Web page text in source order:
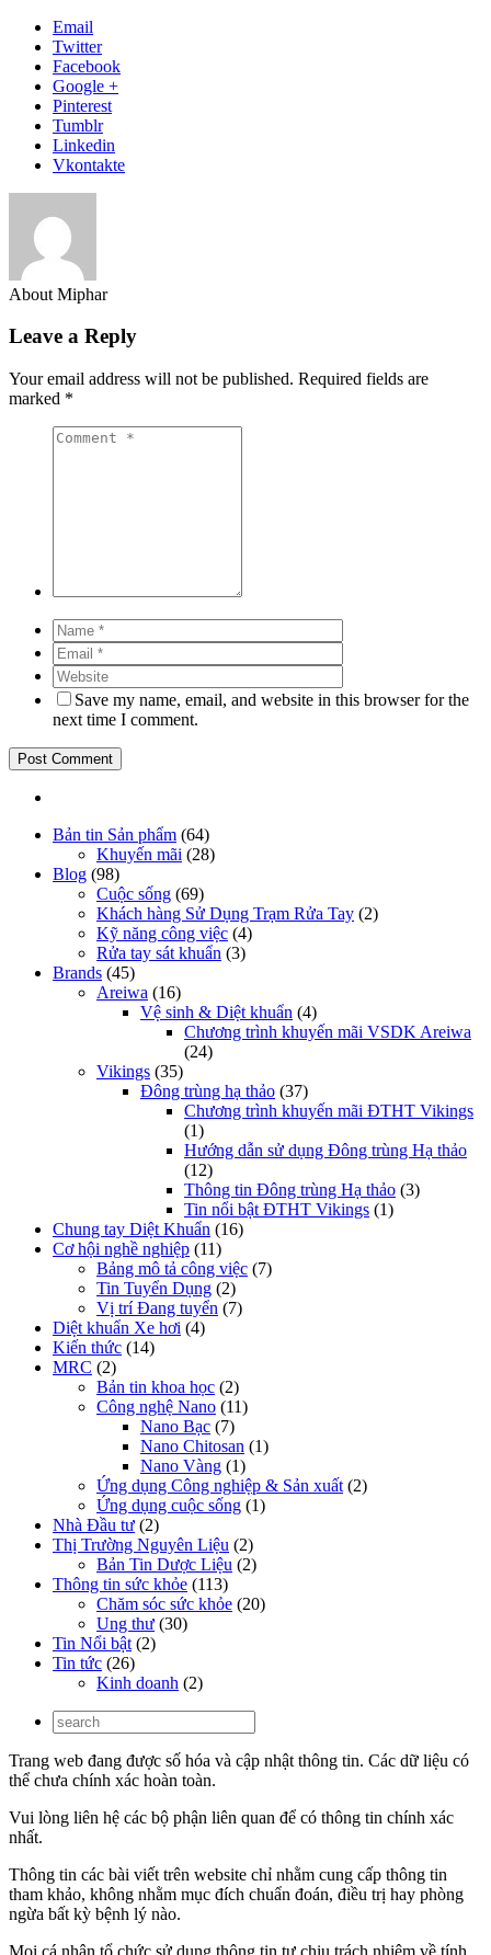
Email
Twitter
Facebook
Google +
Pinterest
Tumblr
Linkedin
Vkontakte
About Miphar
Leave a Reply
Your email address will not be published. Required fields are
marked *
Save my name, email, and website in this browser for the
next time I comment.
Bản tin Sản phẩm (64)
Khuyến mãi (28)
Blog (98)
Cuộc sống (69)
Khách hàng Sử Dụng Trạm Rửa Tay (2)
Kỹ năng công việc (4)
Rửa tay sát khuẩn (3)
Brands (45)
Areiwa (16)
Vệ sinh & Diệt khuẩn (4)
Chương trình khuyến mãi VSDK Areiwa
(24)
Vikings (35)
Đông trùng hạ thảo (37)
Chương trình khuyến mãi ĐTHT Vikings
(1)
Hướng dẫn sử dụng Đông trùng Hạ thảo
(12)
Thông tin Đông trùng Hạ thảo (3)
Tin nổi bật ĐTHT Vikings (1)
Chung tay Diệt Khuẩn (16)
Cơ hội nghề nghiệp (11)
Bảng mô tả công việc (7)
Tin Tuyển Dụng (2)
Vị trí Đang tuyển (7)
Diệt khuẩn Xe hơi (4)
Kiến thức (14)
MRC (2)
Bản tin khoa học (2)
Công nghệ Nano (11)
Nano Bạc (7)
Nano Chitosan (1)
Nano Vàng (1)
Ứng dụng Công nghiệp & Sản xuất (2)
Ứng dụng cuộc sống (1)
Nhà Đầu tư (2)
Thị Trường Nguyên Liệu (2)
Bản Tin Dược Liệu (2)
Thông tin sức khỏe (113)
Chăm sóc sức khỏe (20)
Ung thư (30)
Tin Nổi bật (2)
Tin tức (26)
Kinh doanh (2)
Trang web đang được số hóa và cập nhật thông tin. Các dữ liệu có
thể chưa chính xác hoàn toàn.
Vui lòng liên hệ các bộ phận liên quan để có thông tin chính xác
nhất.
Thông tin các bài viết trên website chỉ nhằm cung cấp thông tin
tham khảo, không nhằm mục đích chuẩn đoán, điều trị hay phòng
ngừa bất kỳ bệnh lý nào.
Mọi cá nhân tổ chức sử dụng thông tin tự chịu trách nhiệm về tính